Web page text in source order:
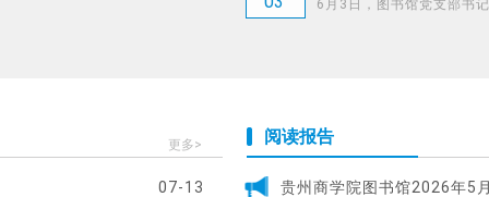
6月3日，图书馆党支部书
更多>
07-13
阅读报告
贵州商学院图书馆2026年5